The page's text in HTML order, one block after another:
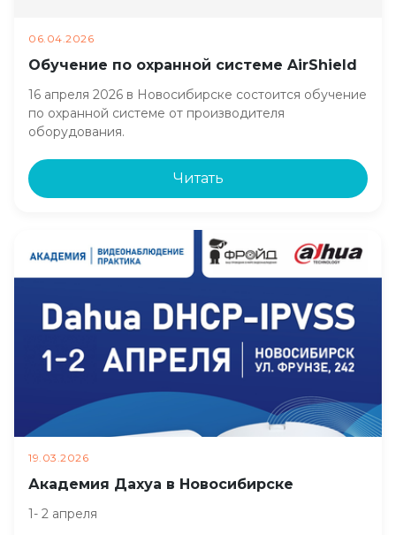
06.04.2026
Обучение по охранной системе AirShield
16 апреля 2026 в Новосибирске состоится обучение
по охранной системе от производителя
оборудования.
Читать
19.03.2026
Академия Дахуа в Новосибирске
1- 2 апреля